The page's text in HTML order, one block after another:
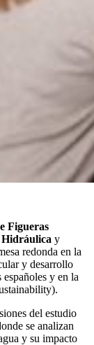
Figueras
Hidráulica y
redonda en la
y desarrollo
y en la
del estudio
se analizan
y su impacto